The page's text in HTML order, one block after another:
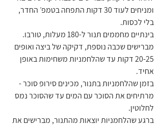
ומניחים לעוד 30 דקות התפחה בטמפ׳ החדר,
בלי לכסות.
בינתיים מחממים תנור ל-180 מעלות, טורבו.
מברישים שכבה נוספת, דקיקה של ביצה ואופים
20-25 דקות עד שהלחמניות משחימות באופן
אחיד.
בזמן שהלחמניות בתנור, מכינים סירופ סוכר -
מרתיחים את הסוכר עם המים עד שהסוכר נמס
לחלוטין.
ברגע שהלחמניות יוצאות מהתנור, מברישים את